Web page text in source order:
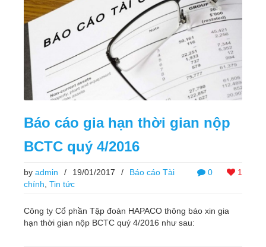
Báo cáo gia hạn thời gian nộp
BCTC quý 4/2016
0 1
by admin / 19/01/2017 /
Báo cáo Tài
chính Tin tức
Công ty Cổ phần Tập đoàn HAPACO thông báo xin gia
hạn thời gian nộp BCTC quý 4/2016 như sau: